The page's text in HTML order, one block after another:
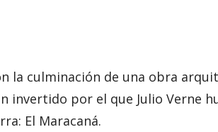
la culminación de una obra
invertido por el que Julio Verne
El Maracaná.